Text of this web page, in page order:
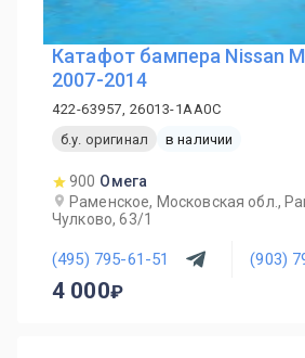
Катафот бампера Nissan
2007-2014
422-63957, 26013-1AA0C
б.у. оригинал
в наличии
900 Омега
Раменское, Московская обл.,
Чулково, 63/1
(495) 795-61-51 (903)
4 000